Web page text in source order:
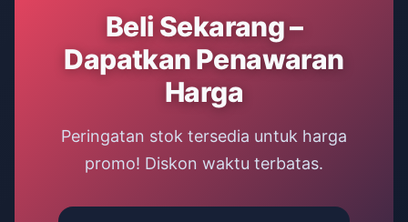
Beli Sekarang –
Dapatkan Penawaran
Harga
Peringatan stok tersedia untuk harga
promo! Diskon waktu terbatas.